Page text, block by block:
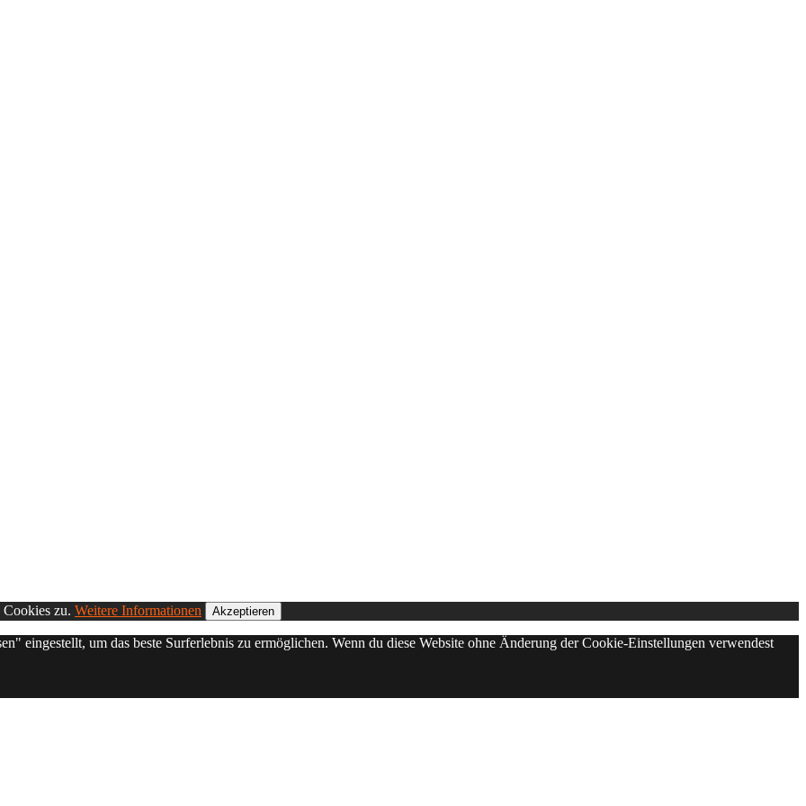
zu. Weitere Informationen Akzeptieren
eingestellt, um das beste Surferlebnis zu ermöglichen. Wenn du diese Website ohne Änderung der Cookie-Einstellungen verwendest